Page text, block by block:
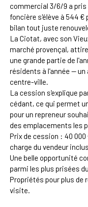
commercial 3/6/9 a pris
foncière s'élève à 544 €
bilan tout juste
La Ciotat, avec son
marché provençal,
une grande partie de
résidents à l'année —
centre-ville.
La cession s'explique
cédant, ce qui permet
pour un repreneur
des emplacements les
Prix de cession : 40 000
charge du vendeur
Une belle opportunité
parmi les plus prisées
Propriétés pour plus de
visite.